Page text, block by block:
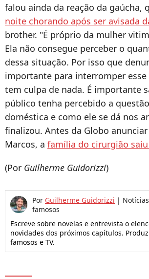
falou ainda da reação da gaúcha,
noite chorando após ser avisada
brother. "É próprio da mulher
Ela não consegue perceber o
dessa situação. Por isso que
importante para interromper esse
tem culpa de nada. É importante
público tenha percebido a
doméstica e como ele se dá nos
finalizou. Antes da Globo
Marcos, a família do cirurgião
(Por Guilherme Guidorizzi)
Por Guilherme Guidorizzi |
famosos
Escreve sobre novelas e entrevista o
novidades dos próximos capítulos.
famosos e TV.